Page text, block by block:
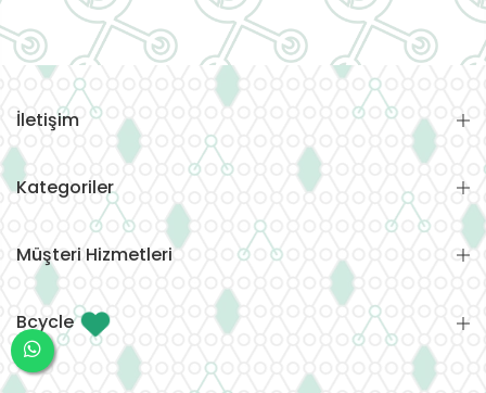
İletişim
Kategoriler
Müşteri Hizmetleri
Bcycle